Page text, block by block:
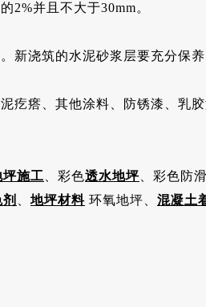
2%并且不大于30mm。
新浇筑的水泥砂浆层要充分保养
疙瘩、其他涂料、防锈漆、乳胶
施工 、彩色透水地坪 、彩色防
地坪材料 环氧地坪、 混凝土